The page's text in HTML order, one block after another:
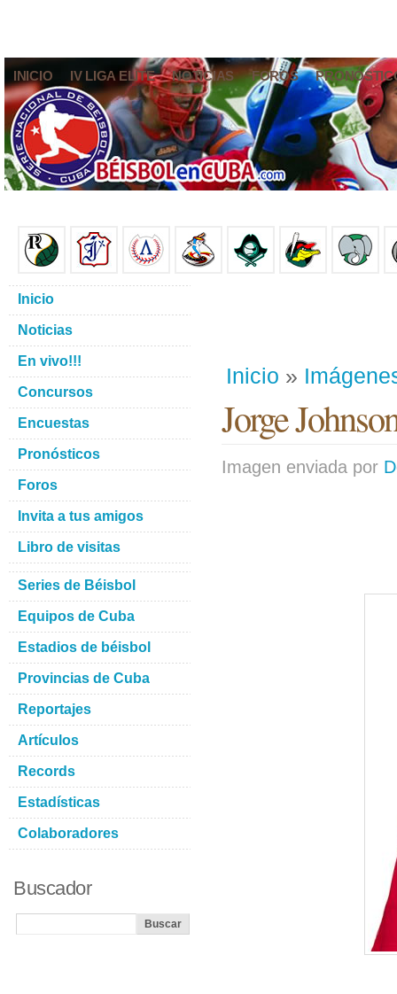
INICIO IV LIGA ELITE NOTICIAS FOROS
Inicio »
Jorge
Imagen enviada por
Inicio
Noticias
En vivo!!!
Concursos
Encuestas
Pronósticos
Foros
Invita a tus amigos
Libro de visitas
Series de Béisbol
Equipos de Cuba
Estadios de béisbol
Provincias de Cuba
Reportajes
Artículos
Records
Estadísticas
Colaboradores
Buscador